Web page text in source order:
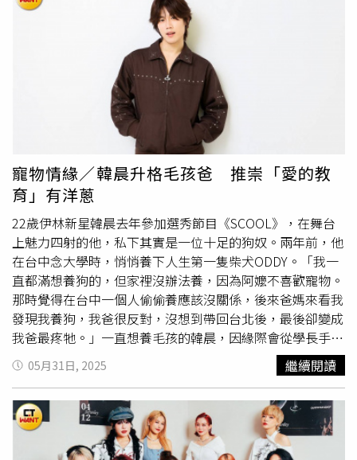
拿著他們團體自己的小卡，李定（右二），相當有藝術天
賦，會自己畫悠悠卡，彫秦（右一）最喜歡的小物是粉絲送
的ARKis小別針。（圖／林士傑攝）。Alex（右）被算出桃
花運非常多，崇峻（左）則正在實行美白計畫，會隨身帶著
膠原蛋白。（圖／林士傑
攝）李定的隨身小物中能看出他的
藝術天賦，例如他的悠悠卡就是自己畫的，內容是團員們的
代表動物，相當可愛，追求美感的他雖然不常噴香水，但會
因為喜歡香水的包裝而帶在身上，不過他的包包中也翻出不
少垃圾，反差萌讓團員們笑翻；彫秦則會隨著心情，改變掛
在包包上的帽子，貼心的他也會因為擔心身旁的人生病或受
傷，隨身帶護理包，而他最喜歡的小物是粉絲送的ARKis小
別針，笑說：「但是很刺，常被刺到，粉絲們的愛太熱情
了！」李定（左）的包包裡常會冒出垃圾，讓團員笑翻；貼
心的彫秦（右）會隨身帶著護理包。（圖／林士傑 攝）
ARKis推出迷你專輯《ARK》。（圖／林士傑攝）
在也覺得或許嘗試一次有何不可？可以的話當然還是切開
啦，那畢竟是不同，很不一樣的我，我可能會覺得人格分
裂，因為我太習慣從『心』這邊去，不管是唱歌跟演戲。」
攝）也因為同時身為演員跟歌手，曾沛慈很能
體會箇中的滿足，拍戲的當下很苦，演喜劇其實也很累，鏡
頭前釋放了十幾個小時，收工回家癱軟在床上，回憶拍《太
太太厲害》時在台東取景，第一個禮拜還行，第二個禮拜開
始角色要給出很多能量，覺得越來越需要睡眠，雖然拍戲很
累，但一段時間沒拍戲又會技癢，曾沛慈說：「我其實比我
想像的喜歡演戲吧。」「唱歌的話，我覺得這次的《下週同
樣時間》專輯錄音過程，我自己心裡的壓力其實比想像的
大，我也是事後才發現的，就是因為這段時間很忙，所以我
很需要 focus在一定要顧好我的身體，因為大家都一起設定
了一個時間點了，我就很不希望自己拖後腿，所以其實這段
時間，一有小小的什麼鼻涕啊、或是喉嚨卡啊或什麼的，我
就會覺得好緊張，然後我整個人就繃得很緊。」（圖／林士
傑攝）好好面對熱愛的事，不管再怎麼辛苦，也許看到成果
也許剛開始還是會用放大鏡檢視，但久了就會知道，那是一
個證明自己曾經努力過的痕跡，專訪中曾沛慈是歌手、也是
演員，暢談身為兩個角色的熱情跟疑慮，也分享《下週同樣
時間》專輯中主打歌曲背後的故事，請打開時周大紅人
YouTube頻道(https://reurl.cc/4QmVGX)以及PODCAST頻
道(https://reurl.cc/RjM7An) ，聽聽曾沛慈的專訪，也別忘
了7月5日參加曾沛慈的簽唱會。
歸屬感？「以前可能就是哪些歌確定了，就先錄掉那一首，
可是這次是《下週同樣時間》整張專輯濃縮在一段時間內，
我一直在面對不一樣的歌，所以這張專輯的錄音期，我就像
是演了一部戲一樣，演了十首到十二首歌的樣態。」（圖／
攝）新專輯的錄音、宣傳等工作，這次基本上全都濃
縮在兩、三個月內達成，意外地成了高強度的工作狀態，但
也讓曾沛慈第一次體驗到「歌手」這個職業的真諦，有更緊
密的時間面對音樂作品，更看清那個輪廓該怎麼加入更多的
自己。她舉例主打歌〈搶先看〉，原本挑選的是另一首作品
當第一波主打歌，但唱片公司決定翻案，曾沛慈當然很清楚
自己唱歌擅長的路線在哪，但本身不是善於策略的人，就把
決定權交給更專業的吧，面對從沒嘗試過的曲風、帶入有點
酷的鬆弛感，反而驚喜發現自己還可以有這種樣貌，這是從
沒展現出來過的曾沛慈。隔了三年才推出新專輯，說粉絲們
等很久，但其實在電視、電影中有看到曾沛慈的作品，曾沛
慈也形容自己的音樂不是目標性的多產，一些時間分給演員
這個身分了，自然出專輯就要多點時間等待，體感可能不到
三年，但回頭去看，曾沛慈很久沒當發片歌手了。「因為真
的很忙，所以好像有點忙到忘記要擔心這件事，如果其實我
沒有這麼忙，以我的個性來說一定會擔心，然後我開始發現
自己那個熟悉的擔心感回來的時，是開始打歌的時候，就是
又開始每天刷留言啊、流量啊，但我這次我做了一件以前沒
有做過的事，我就把每小時為單位去刷的那個榜單平台想說
刪掉好了，再這樣看下去沒完沒了，太焦慮了，我覺得隔三
寵物情緣／韓晨升格毛孩爸 推崇「愛的教
育」有洋蔥
22歲伊林新星韓晨去年參加選秀節目《SCOOL》，在舞台
上魅力四射的他，私下其實是一位十足的狗奴。兩年前，他
在台中念大學時，悄悄養下人生第一隻柴犬ODDY。「我一
直都滿想養狗的，但家裡沒辦法養，因為阿嬤不喜歡寵物。
那時覺得在台中一個人偷偷養應該沒關係，後來爸媽來看我
發現我養狗，我爸很反對，沒想到帶回台北後，最後卻變成
我爸最疼牠。」一直想養毛孩的韓晨，因緣際會從學長手中
收編了柴犬ODDY。（圖／
攝）韓晨透露，ODDY是
學長家犬舍的毛孩，原本是培育去日本比賽的柴犬，卻因
了才發現滿大隻的，現在已經11公斤了。」韓晨笑說，第一
次見到ODDY時還覺得牠醜，「但事實證明，用愛灌溉會變
好看。而且牠滿像我，看起來一樣憨憨的。」韓晨上課後更
05月31日, 2025 繼續閱讀